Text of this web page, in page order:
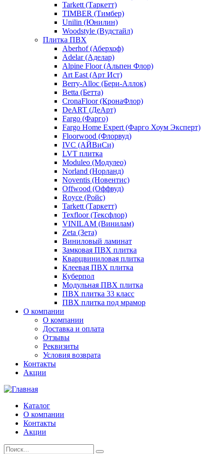
Tarkett (Таркетт)
TIMBER (Тимбер)
Unilin (Юнилин)
Woodstyle (Вудстайл)
Плитка ПВХ
Aberhof (Аберхоф)
Adelar (Аделар)
Alpine Floor (Альпен Флор)
Art East (Арт Ист)
Berry-Alloc (Бери-Аллок)
Betta (Бетта)
CronaFloor (КронаФлор)
DeART (ДеАрт)
Fargo (Фарго)
Fargo Home Expert (Фарго Хоум Эксперт)
Floorwood (Флорвуд)
IVC (АЙВиСи)
LVT плитка
Moduleo (Модулео)
Norland (Норланд)
Noventis (Новентис)
Offwood (Оффвуд)
Royce (Ройс)
Tarkett (Таркетт)
Texfloor (Тексфлор)
VINILAM (Винилам)
Zeta (Зета)
Виниловый ламинат
Замковая ПВХ плитка
Кварцвиниловая плитка
Клеевая ПВХ плитка
Куберпол
Модульная ПВХ плитка
ПВХ плитка 33 класс
ПВХ плитка под мрамор
О компании
О компании
Доставка и оплата
Отзывы
Реквизиты
Условия возврата
Контакты
Акции
Каталог
О компании
Контакты
Акции